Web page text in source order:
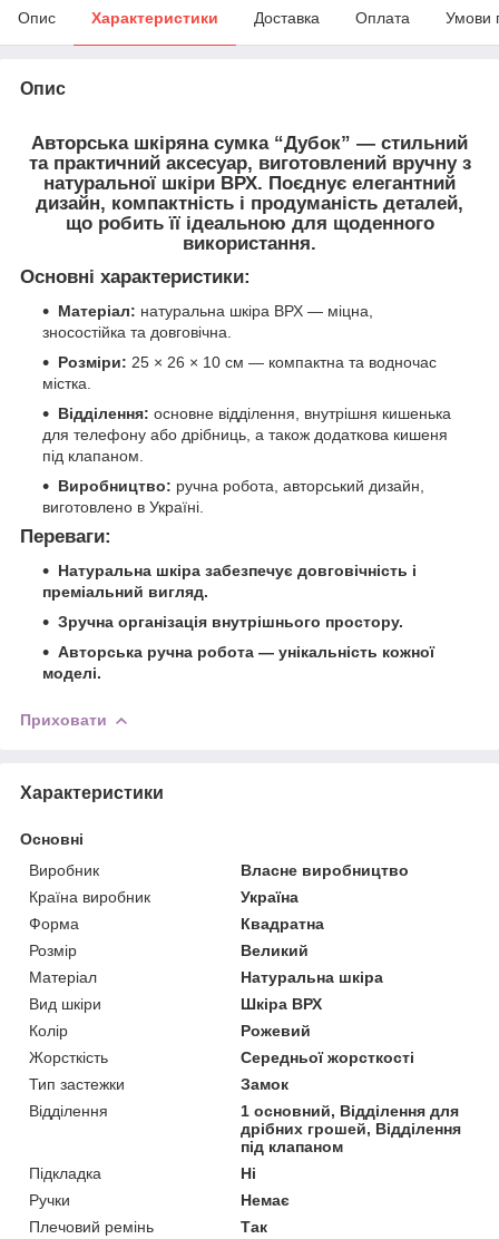
Опис Характеристики Доставка Оплата Умови
Опис
Авторська шкіряна сумка “Дубок” — стильний
та практичний аксесуар, виготовлений вручну з
натуральної шкіри ВРХ. Поєднує елегантний
дизайн, компактність і продуманість деталей,
що робить її ідеальною для щоденного
використання.
Основні характеристики:
Матеріал: натуральна шкіра ВРХ — міцна,
зносостійка та довговічна.
Розміри: 25 × 26 × 10 см — компактна та водночас
містка.
Відділення: основне відділення, внутрішня кишенька
для телефону або дрібниць, а також додаткова кишеня
під клапаном.
Виробництво: ручна робота, авторський дизайн,
виготовлено в Україні.
Переваги:
Натуральна шкіра забезпечує довговічність і
преміальний вигляд.
Зручна організація внутрішнього простору.
Авторська ручна робота — унікальність кожної
моделі.
Приховати
Характеристики
Основні
Виробник
Власне виробництво
Країна виробник
Україна
Форма
Квадратна
Розмір
Великий
Матеріал
Натуральна шкіра
Вид шкіри
Шкіра ВРХ
Колір
Рожевий
Жорсткість
Середньої жорсткості
Тип застежки
Замок
Відділення
1 основний, Відділення для
дрібних грошей, Відділення
під клапаном
Підкладка
Ні
Ручки
Немає
Плечовий ремінь
Так